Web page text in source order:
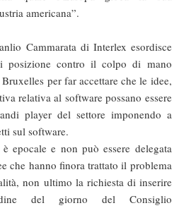
americana”.
Cammarata di Interlex esordisce
posizione contro il colpo di mano
per far accettare che le idee,
relativa al software possano essere
player del settore imponendo a
sul software.
epocale e non può essere delegata
che hanno finora trattato il problema
non ultimo la richiesta di inserire
del giorno del Consiglio